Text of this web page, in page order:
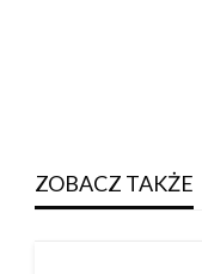
ZOBACZ TAKŻE